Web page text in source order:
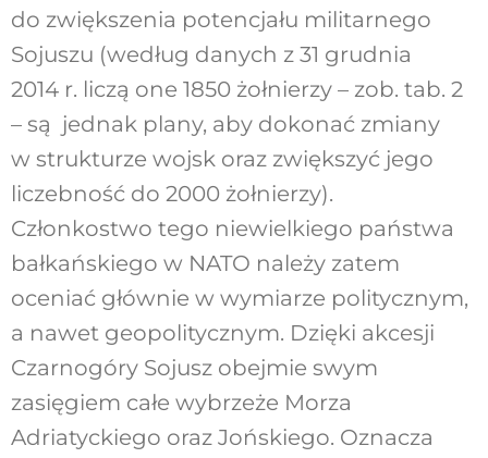
do zwiększenia potencjału militarnego
Sojuszu (według danych z 31 grudnia
2014 r. liczą one 1850 żołnierzy – zob. tab. 2
– są jednak plany, aby dokonać zmiany
w strukturze wojsk oraz zwiększyć jego
liczebność do 2000 żołnierzy).
Członkostwo tego niewielkiego państwa
bałkańskiego w NATO należy zatem
oceniać głównie w wymiarze politycznym,
a nawet geopolitycznym. Dzięki akcesji
Czarnogóry Sojusz obejmie swym
zasięgiem całe wybrzeże Morza
Adriatyckiego oraz Jońskiego. Oznacza